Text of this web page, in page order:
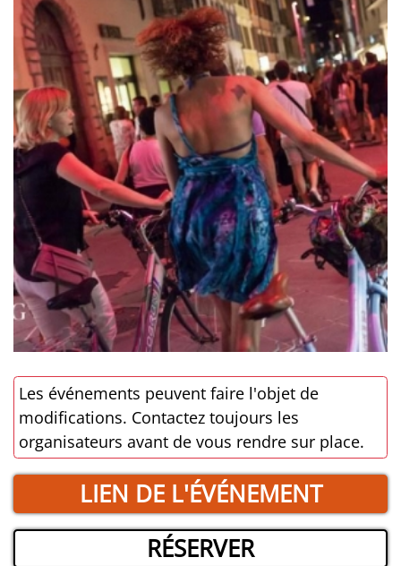
Les événements peuvent faire l'objet de
modifications. Contactez toujours les
organisateurs avant de vous rendre sur place.
LIEN DE L'ÉVÉNEMENT
RÉSERVER